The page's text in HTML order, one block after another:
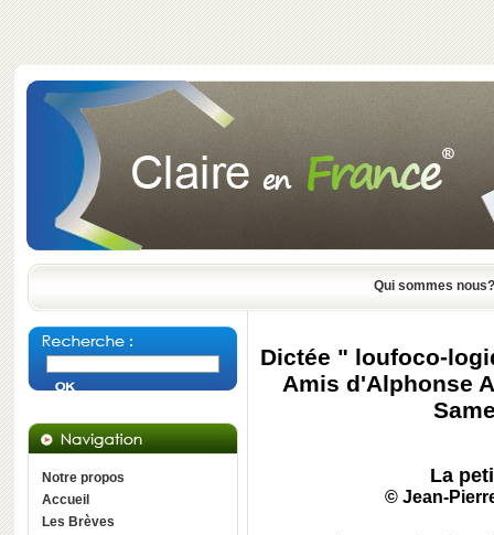
Qui sommes nous?
Notre propos
Accueil
Les Brèves
Dictée " loufoco-
Amis d'Alphonse
La
© Jean-